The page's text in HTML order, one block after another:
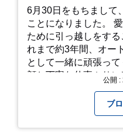
やすい靴で: 山の斜面
歩き慣れた靴で行くのが安心
がりは足元が少し滑
す。タオルや雨具を
開花時期のチェック:
が少し前後します。出
SNSで見頃を確認しましょう！
時期を「我慢する期
期間」に変えてくれ
6月30日をもちまして
ことになりました。
ために引っ越しをす
れまで約3年間、オー
として一緒に頑張っ
顔と丁寧な仕事ぶりに
撮影した記念写真を
今後のご活躍と新し
しましょう！ チュオ
公開 :
ブ